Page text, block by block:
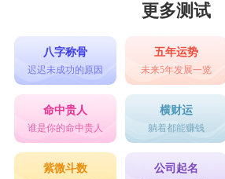
更多测试
八字称骨
迟迟未成功的原因
五年运势
未来5年发展一览
命中贵人
谁是你的命中贵人
横财运
躺着都能赚钱
紫微斗数 公司起名